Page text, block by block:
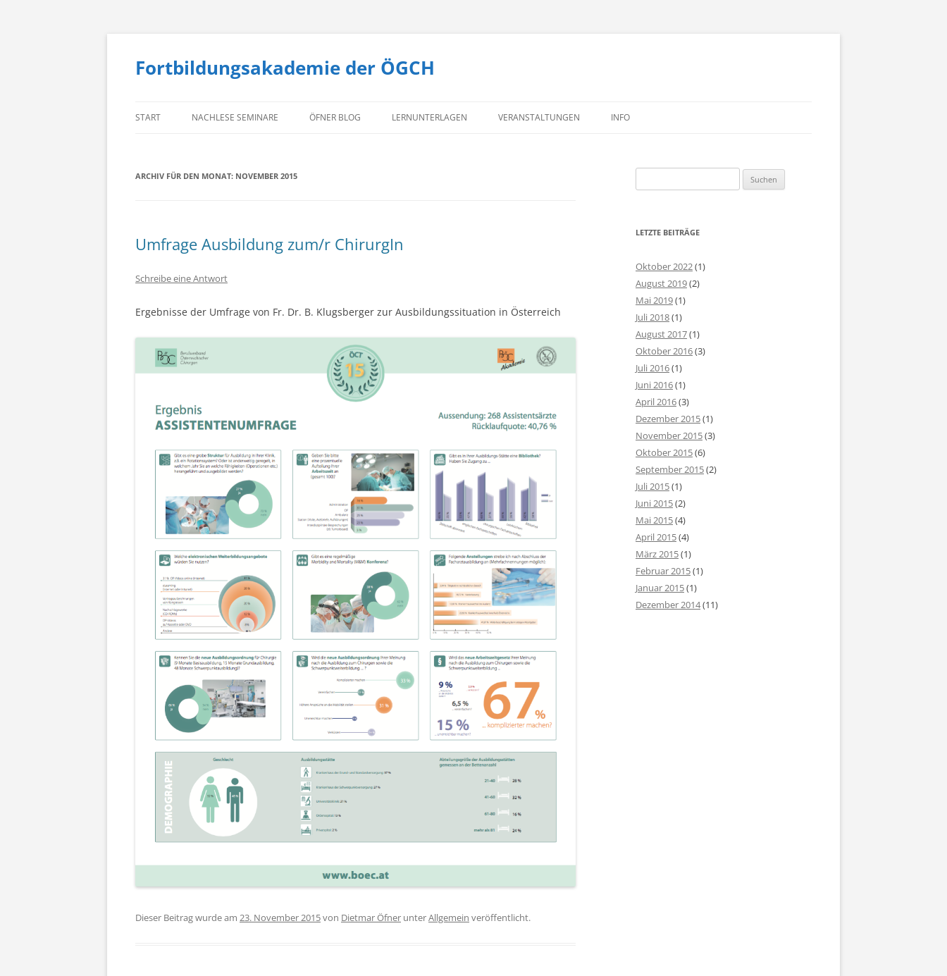
Fortbildungsakademie der ÖGCH
Inhalt
START NACHLESE SEMINARE ÖFNER BLOG LERNUNTERLAGEN VERANSTALTUNGEN INFO
IMPRESSUM
ARCHIV FÜR DEN MONAT: NOVEMBER 2015
Umfrage Ausbildung zum/r ChirurgIn
Schreibe eine Antwort
Ergebnisse der Umfrage von Fr. Dr. B. Klugsberger zur Ausbildungssituation in Österreich
Dieser Beitrag wurde am 23. November 2015von Dietmar Öfner unterAllgemein veröffentlicht.
nach:
LETZTE BEITRÄGE
Oktober 2022(1)
August 2019(2)
Mai 2019(1)
Juli 2018(1)
August 2017(1)
Oktober 2016(3)
Juli 2016(1)
Juni 2016(1)
April 2016(3)
Dezember 2015(1)
November 2015(3)
Oktober 2015(6)
September 2015(2)
Juli 2015(1)
Juni 2015(2)
Mai 2015(4)
April 2015(4)
März 2015(1)
Februar 2015(1)
Januar 2015(1)
Dezember 2014(11)